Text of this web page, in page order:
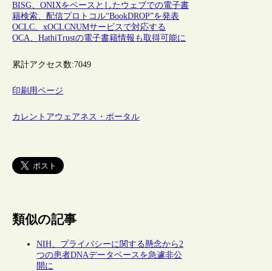
BISG、ONIXをベースとしたウェブでの電子書
籍検索、配信プロトコル“BookDROP”を発表
OCLC、xOCLCNUMサービスで対応する
OCA、HathiTrustの電子書籍情報も取得可能に
累計アクセス数:7049
印刷用ページ
カレントアウェアネス・ポータル
類似の記事
NIH、プライバシーに関する懸念から2
つの患者DNAデータベースを急遽非公
開に